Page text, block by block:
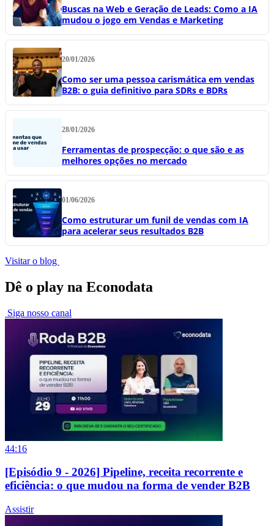
Buscas na Web e Geração de Leads: Como a IA
mudou o jogo em Vendas e Marketing
20/01/2026
Como ser uma pessoa carismática em vendas
B2B: o guia definitivo para SDRs e BDRs
28/01/2026
Ferramentas de prospecção: o que são e as
melhores opções no mercado
01/06/2026
Como estruturar um funil de vendas com IA
para acelerar seus resultados B2B
Visitar o blog
Dê o play na Econodata
Siga nosso canal
44:16
[Episódio 9 - 2026] Pipeline, receita recorrente e
eficiência: o que mudou na forma de vender B2B
Assistir